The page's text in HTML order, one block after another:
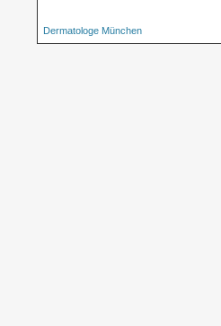
Dermatologe München